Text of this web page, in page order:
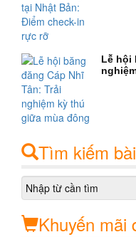
Lễ hội
Tìm kiếm
Khuyến mãi